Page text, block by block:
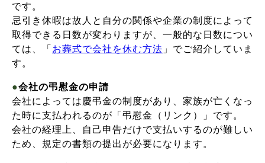
です。
忌引き休暇は故人と自分の関係や企業の制度によって
取得できる日数が変わりますが、一般的な日数につい
ては、「 お葬式で会社を休む方法 」でご紹介していま
す。
●会社の弔慰金の申請
会社によっては慶弔金の制度があり、家族が亡くなっ
た時に支払われるのが「弔慰金（リンク）」です。
会社の経理上、自己申告だけで支払いするのが難しい
ため、規定の書類の提出が必要になります。